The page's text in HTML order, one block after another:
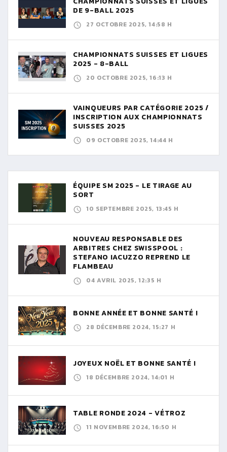
DE 9-BALL 2025
27 OCTOBRE 2025, 14:58 H
CHAMPIONNATS SUISSES ET LIGUES
2025 - 8-BALL
20 OCTOBRE 2025, 16:13 H
VAINQUEURS PAR CATÉGORIE 2025 /
INSCRIPTION AUX CHAMPIONNATS
SUISSES 2025
09 OCTOBRE 2025, 14:44 H
ÉQUIPE SM 2025 - LE TIRAGE AU
SORT
10 SEPTEMBRE 2025, 13:45 H
NOUVEAU RESPONSABLE DES
ARBITRES CHEZ SWISSPOOL :
STEFANO IACUZZO REPREND LE
FLAMBEAU
04 AVRIL 2025, 12:35 H
BONNE ANNÉE ET BONNE SANTÉ !
28 DÉCEMBRE 2024, 15:27 H
JOYEUX NOËL ET BONNE SANTÉ !
18 DÉCEMBRE 2024, 14:01 H
TABLE RONDE 2024 - VÉTROZ
11 NOVEMBRE 2024, 16:50 H